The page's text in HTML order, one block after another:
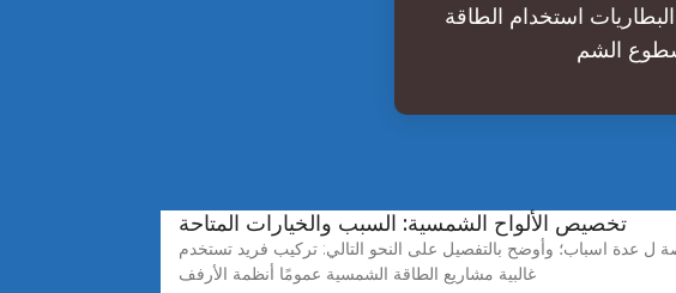
70% في عام 2025. تتيح لك البطاريات استخدام الطاقة
الشم
تخصيص الألواح الشمسية: السبب والخيارات المتاحة
ل عدة اسباب؛ وأوضح بالتفصيل على النحو التالي: تركيب فريد تستخدم
غالبية مشاريع الطاقة الشمسية عمومًا أنظمة الأرفف